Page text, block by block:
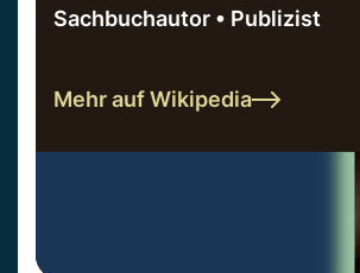
Sachbuchautor • Publizist
Mehr auf Wikipedia